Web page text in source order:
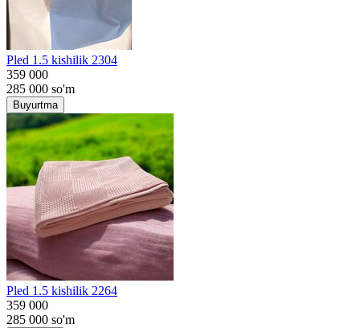
Pled 1.5 kishilik 2304
359 000
285 000 so'm
Buyurtma
Pled 1.5 kishilik 2264
359 000
285 000 so'm